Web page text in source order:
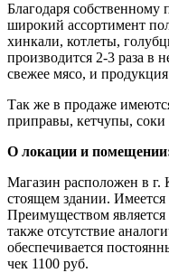
Благодаря собственному
широкий ассортимент
хинкали, котлеты,
производится 2-3 раза в
свежее мясо, и
Так же в продаже
приправы, кетчупы, соки
О локации и
Магазин расположен в г.
стоящем здании. Имеется
Преимуществом
также отсутствие
обеспечивается
чек 1100 руб.